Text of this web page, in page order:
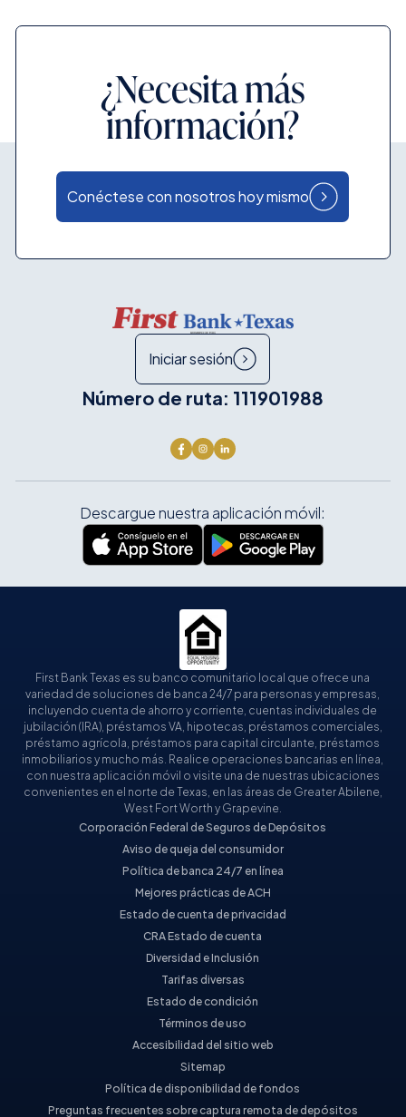
¿Necesita más
información?
Conéctese con nosotros hoy mismo
Iniciar sesión
Número de ruta: 111901988
Descargue nuestra aplicación móvil:
First Bank Texas es su banco comunitario local que ofrece una
variedad de soluciones de banca 24/7 para personas y empresas,
incluyendo cuenta de ahorro y corriente, cuentas individuales de
jubilación (IRA), préstamos VA, hipotecas, préstamos comerciales,
préstamo agrícola, préstamos para capital circulante, préstamos
inmobiliarios y mucho más. Realice operaciones bancarias en línea,
con nuestra aplicación móvil o visite una de nuestras ubicaciones
convenientes en el norte de Texas, en las áreas de Greater Abilene,
West Fort Worth y Grapevine.
Corporación Federal de Seguros de Depósitos
Aviso de queja del consumidor
Política de banca 24/7 en línea
Mejores prácticas de ACH
Estado de cuenta de privacidad
CRA Estado de cuenta
Diversidad e Inclusión
Tarifas diversas
Estado de condición
Términos de uso
Accesibilidad del sitio web
Sitemap
Política de disponibilidad de fondos
Preguntas frecuentes sobre captura remota de depósitos